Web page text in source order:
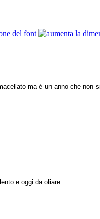
del font
ma è un anno che
e oggi da oliare.